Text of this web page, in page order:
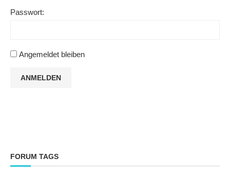
Passwort:
Angemeldet bleiben
ANMELDEN
FORUM TAGS